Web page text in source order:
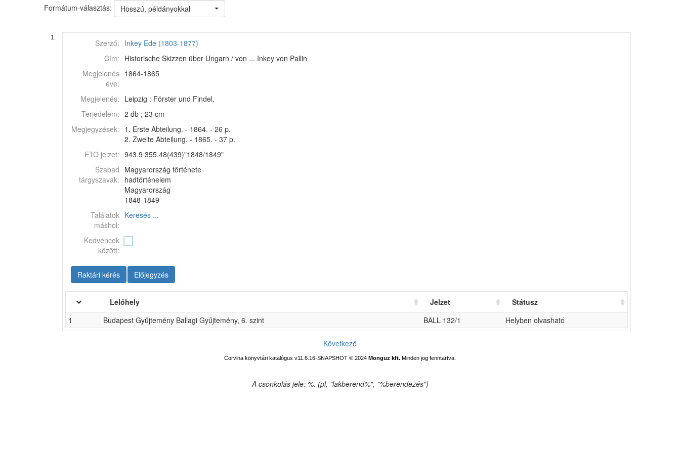
Formátum-választás: Hosszú, példányokkal
1.
Szerző: Inkey Ede (1803-1877)
Cím: Historische Skizzen über Ungarn / von ... Inkey von Pallin
Megjelenés
éve:
1864-1865
Megjelenés: Leipzig : Förster und Findel,
Terjedelem: 2 db ; 23 cm
Megjegyzések: 1. Erste Abteilung. - 1864. - 26 p.
2. Zweite Abteilung. - 1865. - 37 p.
ETO jelzet: 943.9 355.48(439)"1848/1849"
Szabad
tárgyszavak:
Magyarország története
hadtörténelem
Magyarország
1848-1849
Találatok
máshol:
Keresés ...
Kedvencek
között:
Raktári kérés Előjegyzés
Lelőhely Jelzet
Státusz
1
Budapest Gyűjtemény Ballagi Gyűjtemény, 6. szint BALL 132/1 Helyben olvasható
Következő
Corvina könyvtári katalógus v11.6.16-SNAPSHOT © 2024 Monguz kft. Minden jog fenntartva.
A csonkolás jele: %. (pl. "lakberend%", "%berendezés")